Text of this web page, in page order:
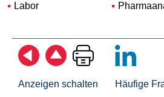
Labor
Anzeigen schalten
Häufige